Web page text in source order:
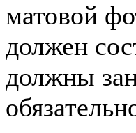
матовой
должен
должны